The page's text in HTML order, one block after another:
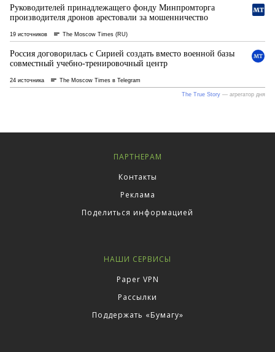
ПАРТНЕРАМ
Контакты
Реклама
Поделиться информацией
НАШИ СЕРВИСЫ
Paper VPN
Рассылки
Поддержать «Бумагу»